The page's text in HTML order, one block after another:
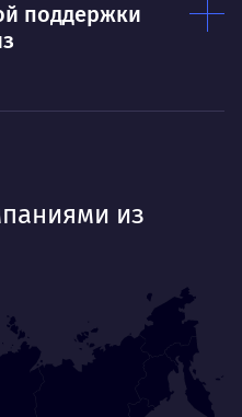
поддержки
из